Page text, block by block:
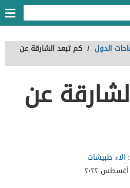
الدول / كم تبعد الشارقة عن
عن
الاء طبيشات